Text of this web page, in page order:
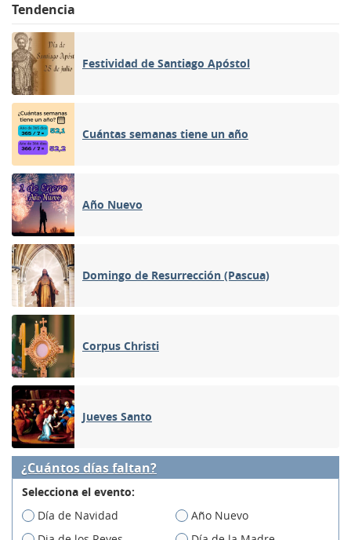
Tendencia
Festividad de Santiago Apóstol
Cuántas semanas tiene un año
Año Nuevo
Domingo de Resurrección (Pascua)
Corpus Christi
Jueves Santo
¿Cuántos días faltan?
Selecciona el evento:
Día de Navidad
Año Nuevo